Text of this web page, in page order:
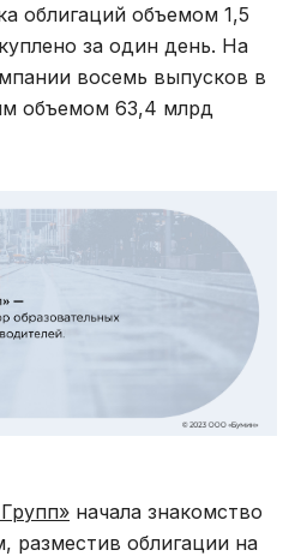
облигаций объемом 1,5
за один день. На
восемь выпусков в
объемом 63,4 млрд
начала знакомство
разместив облигации на